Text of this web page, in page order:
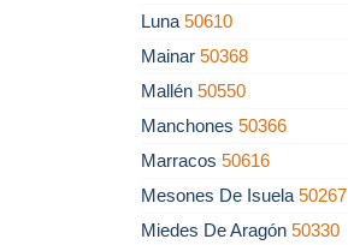
Luna 50610
Mainar 50368
Mallén 50550
Manchones 50366
Marracos 50616
Mesones De Isuela 50267
Miedes De Aragón 50330